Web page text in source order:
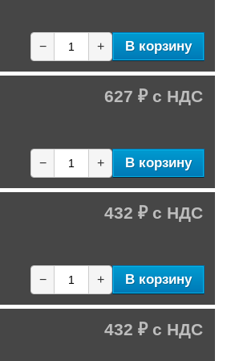
− + В корзину
627 ₽
− + В корзину
432 ₽
− + В корзину
432 ₽